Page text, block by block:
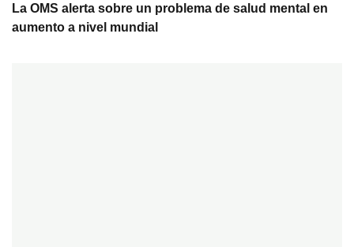
La OMS alerta sobre un problema de salud mental en
aumento a nivel mundial